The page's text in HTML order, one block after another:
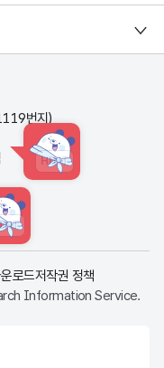
번지)
HINT
로드저작권 정책
Information Service.